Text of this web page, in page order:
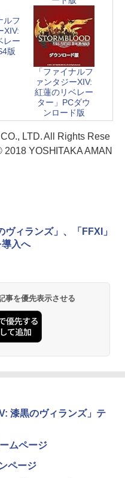
ルフ
XIV:
レー
版
「ファイナルフ
ァンタジーXIV:
紅蓮のリベレー
ター」PCダウ
ンロード版
LTD. All Rights Rese
YOSHITAKA AMAN
ヴィランズ」、「FFXI」
入へ
事を優先表示させる
漆黒のヴィランズ」テ
ムページ
ページ